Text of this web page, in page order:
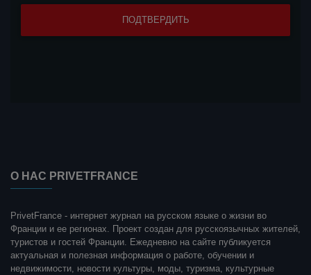
О НАС PRIVETFRANCE
PrivetFrance - интернет журнал на русском языке о жизни во
Франции и ее регионах. Проект создан для русскоязычных жителей,
туристов и гостей Франции. Ежедневно на сайте публикуется
актуальная и полезная информация о работе, обучении и
недвижимости, новости культуры, моды, туризма, культурные